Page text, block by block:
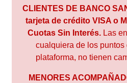
CLIENTES DE BANCO
tarjeta de crédito VISA o
Cuotas Sin Interés. Las
cualquiera de los puntos
plataforma, no tienen
MENORES